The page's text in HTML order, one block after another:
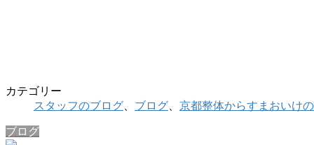
カテゴリー
スタッフのブログ
ブログ 京都整体からすまおいけ
ブログ